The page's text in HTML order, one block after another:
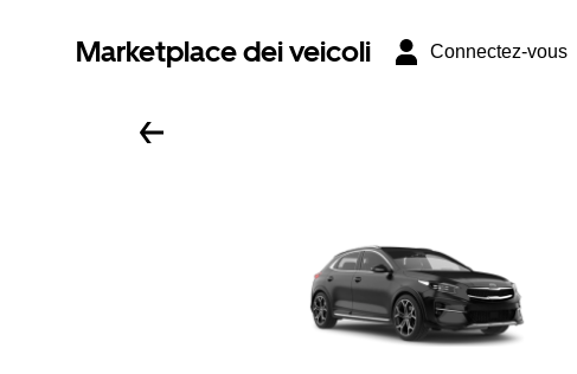
Marketplace dei veicoli Connectez-vous